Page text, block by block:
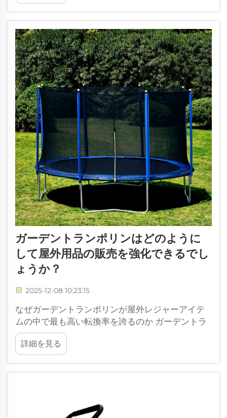
す。跳ね返る表面は、通常の運動時にかかる衝撃
ガーデントランポリンはどのように
して屋外用品の販売を強化できるでし
ょうか？
2025-12-08 10:23:15
なぜガーデントランポリンが屋外レジャーアイテ
ムの中で最も高い転換率を誇るのか ガーデントラ
ンポリンは、人々を屋外に呼び出し楽しんでもら
う点で特に目立っています。その人気の理由は、
単なるジャンプ遊びに加えて、実際に得られる健
詳細を見る